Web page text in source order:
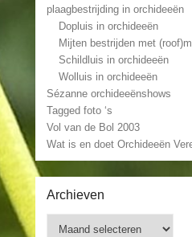
plaagbestrijding in orchideeën
Dopluis in orchideeën
Mijten bestrijden met
Schildluis in orchideeën
Wolluis in orchideeën
Sézanne orchideeënshows
Tagged foto ‘s
Vol van de Bol 2003
Wat is en doet Orchideeën
Archieven